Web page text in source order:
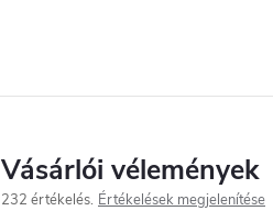
Vásárlói vélemények
232 értékelés Értékelések megjelenítése